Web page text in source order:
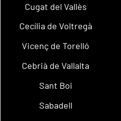
Cugat del Vallès
Cecília de Voltregà
Vicenç de Torelló
Cebrià de Vallalta
Sant Boi
Sabadell